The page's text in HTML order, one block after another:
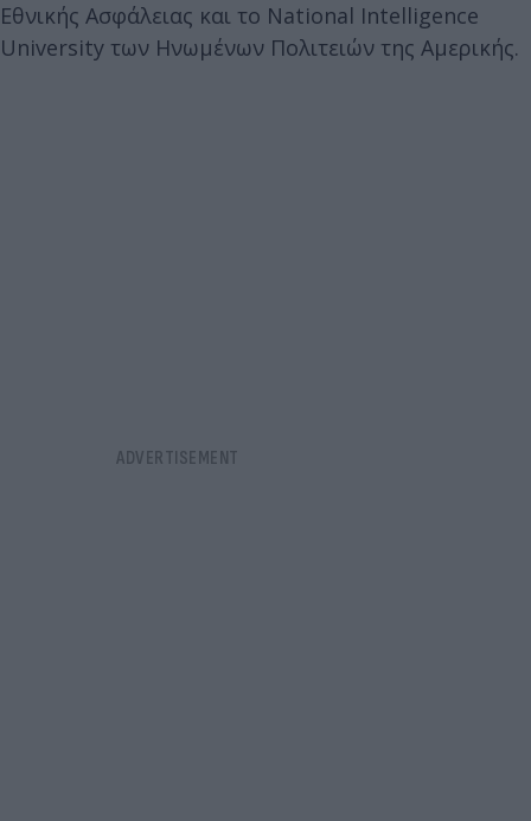
Εθνικής Ασφάλειας και το National Intelligence
University των Ηνωμένων Πολιτειών της Αμερικής.